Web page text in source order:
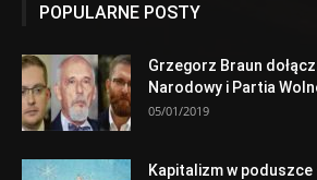
POPULARNE POSTY
Grzegorz Braun
Narodowy i Partia
05/01/2019
Kapitalizm w